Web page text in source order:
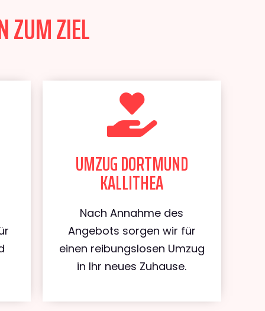
ZUM ZIEL
UMZUG DORTMUND
KALLITHEA
Nach Annahme des
Angebots sorgen wir für
einen reibungslosen Umzug
in Ihr neues Zuhause.